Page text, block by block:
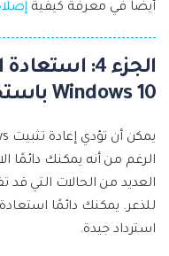
أيضًا في معرفة كيفية
الجزء 4:
Windows 10 باستخدام Recoverit
الرغم من أنه يمكنك دائمًا
العديد من الحالات التي قد
للذعر. يمكنك دائمًا
استرداد جيدة.